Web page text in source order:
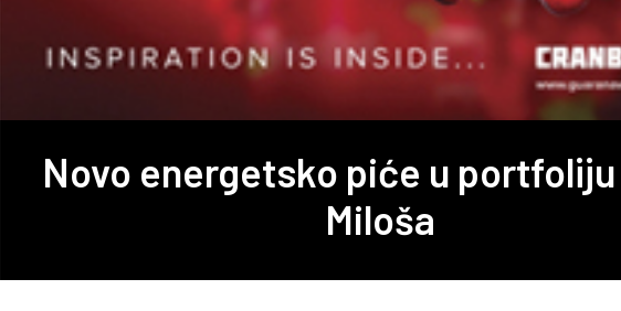
Novo energetsko piće u portfoliju
Miloša